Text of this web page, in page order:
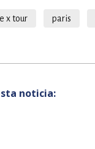
x tour paris
noticia: